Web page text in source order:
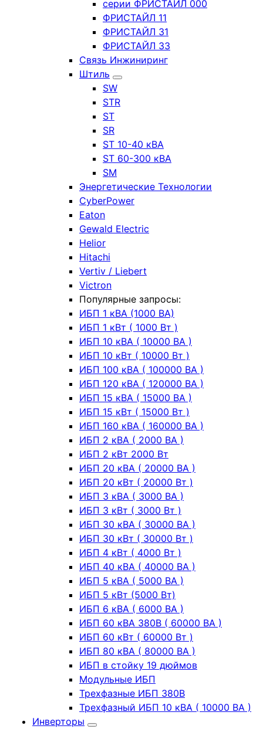
серии ФРИСТАЙЛ 000
ФРИСТАЙЛ 11
ФРИСТАЙЛ 31
ФРИСТАЙЛ 33
Связь Инжиниринг
Штиль
SW
STR
ST
SR
ST 10-40 кВА
ST 60-300 кВА
SM
Энергетические Технологии
CyberPower
Eaton
Gewald Electric
Helior
Hitachi
Vertiv / Liebert
Victron
Популярные запросы:
ИБП 1 кВА (1000 ВА)
ИБП 1 кВт ( 1000 Вт )
ИБП 10 кВА ( 10000 ВА )
ИБП 10 кВт ( 10000 Вт )
ИБП 100 кВА ( 100000 ВА )
ИБП 120 кВА ( 120000 ВА )
ИБП 15 кВА ( 15000 ВА )
ИБП 15 кВт ( 15000 Вт )
ИБП 160 кВА ( 160000 ВА )
ИБП 2 кВА ( 2000 ВА )
ИБП 2 кВт 2000 Вт
ИБП 20 кВА ( 20000 ВА )
ИБП 20 кВт ( 20000 Вт )
ИБП 3 кВА ( 3000 ВА )
ИБП 3 кВт ( 3000 Вт )
ИБП 30 кВА ( 30000 ВА )
ИБП 30 кВт ( 30000 Вт )
ИБП 4 кВт ( 4000 Вт )
ИБП 40 кВА ( 40000 ВА )
ИБП 5 кВА ( 5000 ВА )
ИБП 5 кВт (5000 Вт)
ИБП 6 кВА ( 6000 ВА )
ИБП 60 кВА 380В ( 60000 ВА )
ИБП 60 кВт ( 60000 Вт )
ИБП 80 кВА ( 80000 ВА )
ИБП в стойку 19 дюймов
Модульные ИБП
Трехфазные ИБП 380В
Трехфазный ИБП 10 кВА ( 10000 ВА )
Инверторы